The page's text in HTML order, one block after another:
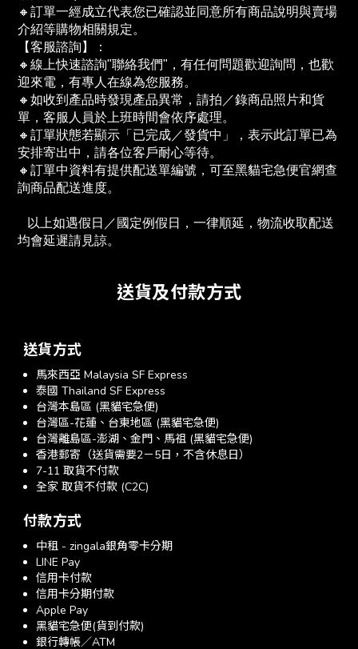
🔸訂單一經成立代表您已確認並同意所有商品說明與賣場
介紹等購物相關規定。
【客服諮詢】：
🔸線上快速諮詢"聯絡我們"，有任何問題歡迎詢問，也歡
迎來電，有專人在線為您服務。
🔸如收到產品時發現產品異常，請拍／錄商品照片和貨
單，客服人員於上班時間會依序處理。
🔸訂單狀態若顯示「已完成／發貨中」，表示此訂單已為
安排寄出中，請各位客戶耐心等待。
🔸訂單中資料有提供配送單編號，可至黑貓宅急便官網查
詢商品配送進度。
均會延遲請見諒。
送貨及付款方式
送貨方式
馬來西亞 Malaysia SF Express
泰國 Thailand SF Express
台灣本島區 (黑貓宅急便)
台灣區-花蓮、台東地區 (黑貓宅急便)
台灣離島區-澎湖、金門、馬祖 (黑貓宅急便)
香港郵寄（送貨需要2－5日，不含休息日）
7-11 取貨不付款
全家 取貨不付款 (C2C)
付款方式
中租 - zingala銀角零卡分期
LINE Pay
信用卡付款
信用卡分期付款
Apple Pay
黑貓宅急便(貨到付款)
銀行轉帳／ATM